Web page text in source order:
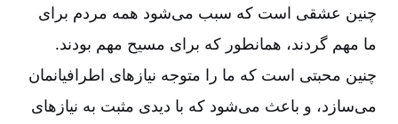
چنین عشقی است که سبب می‌شود همه مردم برای
ما مهم گردند، همانطور که برای مسیح مهم بودند.
چنین محبتی است که ما را متوجه نیازهای اطرافیانمان
می‌سازد، و باعث می‌شود که با دیدی مثبت به نیازهای